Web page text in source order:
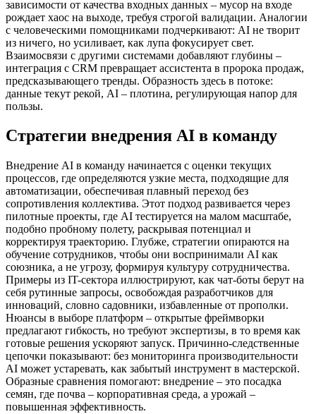
зависимости от качества входных данных – мусор на входе
рождает хаос на выходе, требуя строгой валидации. Аналогии
с человеческими помощниками подчеркивают: AI не творит
из ничего, но усиливает, как лупа фокусирует свет.
Взаимосвязи с другими системами добавляют глубины –
интеграция с CRM превращает ассистента в пророка продаж,
предсказывающего тренды. Образность здесь в потоке:
данные текут рекой, AI – плотина, регулирующая напор для
пользы.
Стратегии внедрения AI в команду
Внедрение AI в команду начинается с оценки текущих
процессов, где определяются узкие места, подходящие для
автоматизации, обеспечивая плавный переход без
сопротивления коллектива. Этот подход развивается через
пилотные проекты, где AI тестируется на малом масштабе,
подобно пробному полету, раскрывая потенциал и
корректируя траекторию. Глубже, стратегии опираются на
обучение сотрудников, чтобы они воспринимали AI как
союзника, а не угрозу, формируя культуру сотрудничества.
Примеры из IT-сектора иллюстрируют, как чат-боты берут на
себя рутинные запросы, освобождая разработчиков для
инноваций, словно садовники, избавленные от прополки.
Нюансы в выборе платформ – открытые фреймворки
предлагают гибкость, но требуют экспертизы, в то время как
готовые решения ускоряют запуск. Причинно-следственные
цепочки показывают: без мониторинга производительности
AI может устаревать, как забытый инструмент в мастерской.
Образные сравнения помогают: внедрение – это посадка
семян, где почва – корпоративная среда, а урожай –
повышенная эффективность.